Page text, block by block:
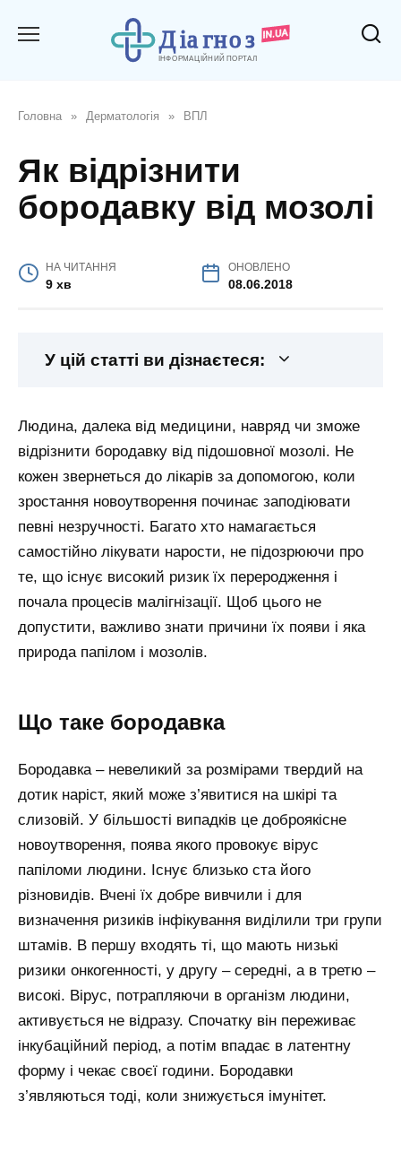
Головна » Дерматологія » ВПЛ
Як відрізнити
бородавку від мозолі
НА ЧИТАННЯ
9 хв
ОНОВЛЕНО
08.06.2018
У цій статті ви дізнаєтеся:
Людина, далека від медицини, навряд чи зможе
відрізнити бородавку від підошовної мозолі. Не
кожен звернеться до лікарів за допомогою, коли
зростання новоутворення починає заподіювати
певні незручності. Багато хто намагається
самостійно лікувати нарости, не підозрюючи про
те, що існує високий ризик їх переродження і
почала процесів малігнізації. Щоб цього не
допустити, важливо знати причини їх появи і яка
природа папілом і мозолів.
Що таке бородавка
Бородавка – невеликий за розмірами твердий на
дотик наріст, який може з’явитися на шкірі та
слизовій. У більшості випадків це доброякісне
новоутворення, поява якого провокує вірус
папіломи людини. Існує близько ста його
різновидів. Вчені їх добре вивчили і для
визначення ризиків інфікування виділили три групи
штамів. В першу входять ті, що мають низькі
ризики онкогенності, у другу – середні, а в третю –
високі. Вірус, потрапляючи в організм людини,
активується не відразу. Спочатку він переживає
інкубаційний період, а потім впадає в латентну
форму і чекає своєї години. Бородавки
з’являються тоді, коли знижується імунітет.